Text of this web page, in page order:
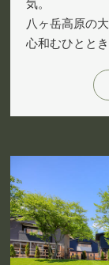
気。
八ヶ岳高原の
心和むひとと